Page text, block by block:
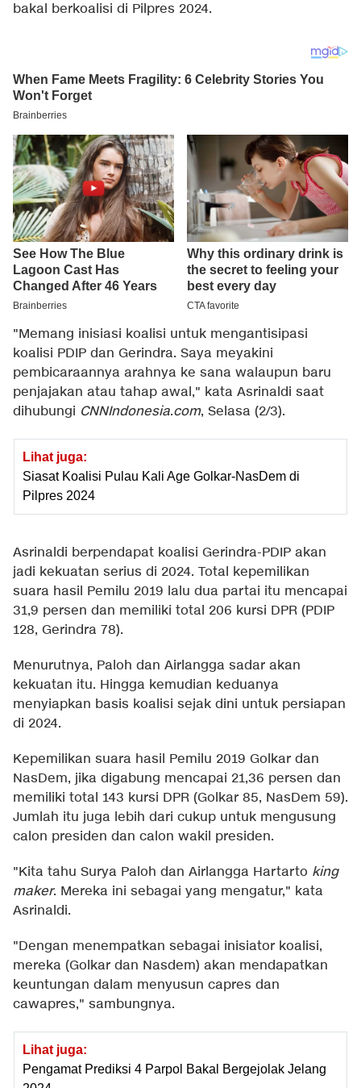
bakal berkoalisi di Pilpres 2024.
"Memang inisiasi koalisi untuk mengantisipasi
koalisi PDIP dan Gerindra. Saya meyakini
pembicaraannya arahnya ke sana walaupun baru
penjajakan atau tahap awal," kata Asrinaldi saat
dihubungi CNNIndonesia.com, Selasa (2/3).
Lihat juga:
Siasat Koalisi Pulau Kali Age Golkar-NasDem di
Pilpres 2024
Asrinaldi berpendapat koalisi Gerindra-PDIP akan
jadi kekuatan serius di 2024. Total kepemilikan
suara hasil Pemilu 2019 lalu dua partai itu mencapai
31,9 persen dan memiliki total 206 kursi DPR (PDIP
128, Gerindra 78).
Menurutnya, Paloh dan Airlangga sadar akan
kekuatan itu. Hingga kemudian keduanya
menyiapkan basis koalisi sejak dini untuk persiapan
di 2024.
Kepemilikan suara hasil Pemilu 2019 Golkar dan
NasDem, jika digabung mencapai 21,36 persen dan
memiliki total 143 kursi DPR (Golkar 85, NasDem 59).
Jumlah itu juga lebih dari cukup untuk mengusung
calon presiden dan calon wakil presiden.
"Kita tahu Surya Paloh dan Airlangga Hartarto king
maker. Mereka ini sebagai yang mengatur," kata
Asrinaldi.
"Dengan menempatkan sebagai inisiator koalisi,
mereka (Golkar dan Nasdem) akan mendapatkan
keuntungan dalam menyusun capres dan
cawapres," sambungnya.
Lihat juga:
Pengamat Prediksi 4 Parpol Bakal Bergejolak Jelang